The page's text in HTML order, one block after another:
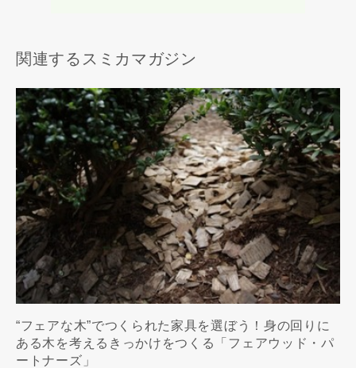
関連するスミカマガジン
“フェアな木”でつくられた家具を選ぼう！身の回りに
ある木を考えるきっかけをつくる「フェアウッド・パ
ートナーズ」